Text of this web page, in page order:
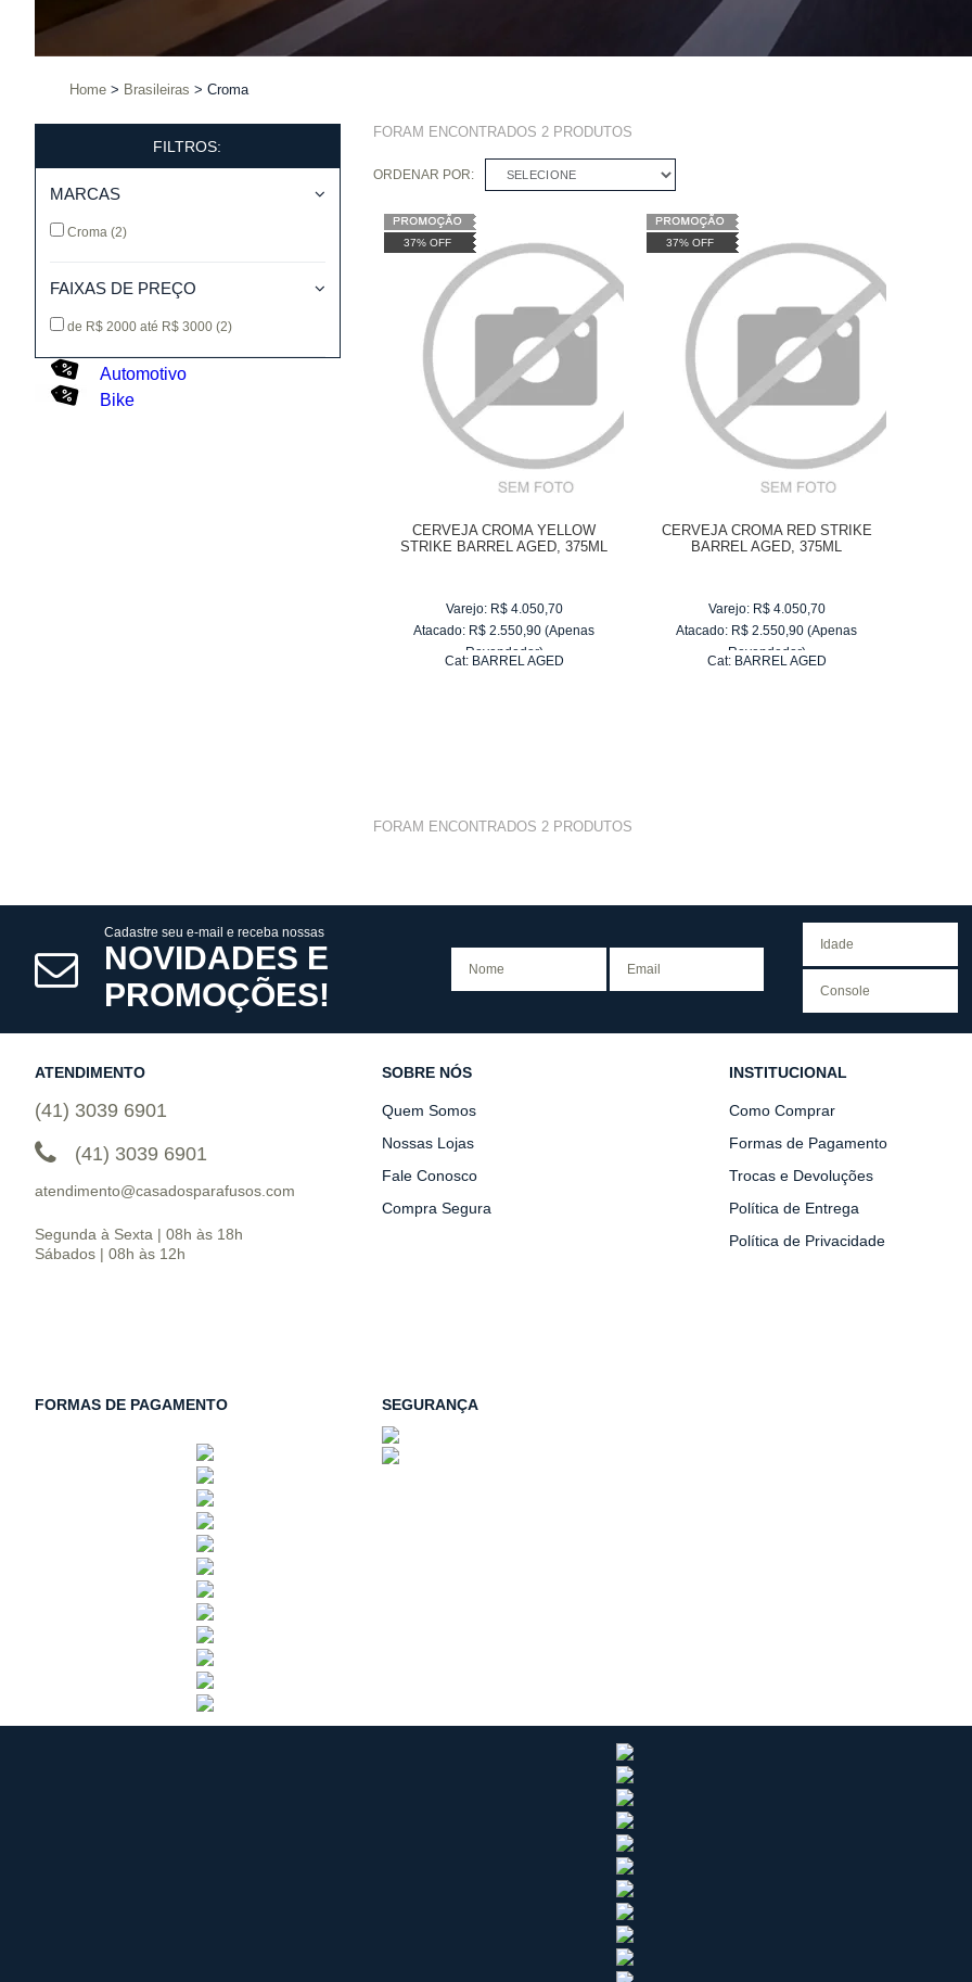
Home Brasileiras Croma
FILTROS:
MARCAS
Croma (2)
FAIXAS DE PREÇO
de R$ 2000 até R$ 3000 (2)
Automotivo
Bike
FORAM ENCONTRADOS 2PRODUTOS
ORDENAR POR: SELECIONE
37% OFF
CERVEJA CROMA YELLOW
STRIKE BARREL AGED, 375ML
Varejo: R$ 4.050,70
Atacado: R$ 2.550,90 (Apenas
Revendedor)
Cat: BARREL AGED
37% OFF
CERVEJA CROMA RED STRIKE
BARREL AGED, 375ML
Varejo: R$ 4.050,70
Atacado: R$ 2.550,90 (Apenas
Revendedor)
Cat: BARREL AGED
FORAM ENCONTRADOS 2PRODUTOS
Cadastre seu e-mail e receba nossas
NOVIDADES E
PROMOÇÕES!
ATENDIMENTO
(41) 3039 6901
(41) 3039 6901
atendimento@casadosparafusos.com
Segunda à Sexta | 08h às 18h
Sábados | 08h às 12h
SOBRE NÓS
Quem Somos
Nossas Lojas
Fale Conosco
Compra Segura
INSTITUCIONAL
Como Comprar
Formas de Pagamento
Trocas e Devoluções
Política de Entrega
Política de Privacidade
FORMAS DE PAGAMENTO SEGURANÇA